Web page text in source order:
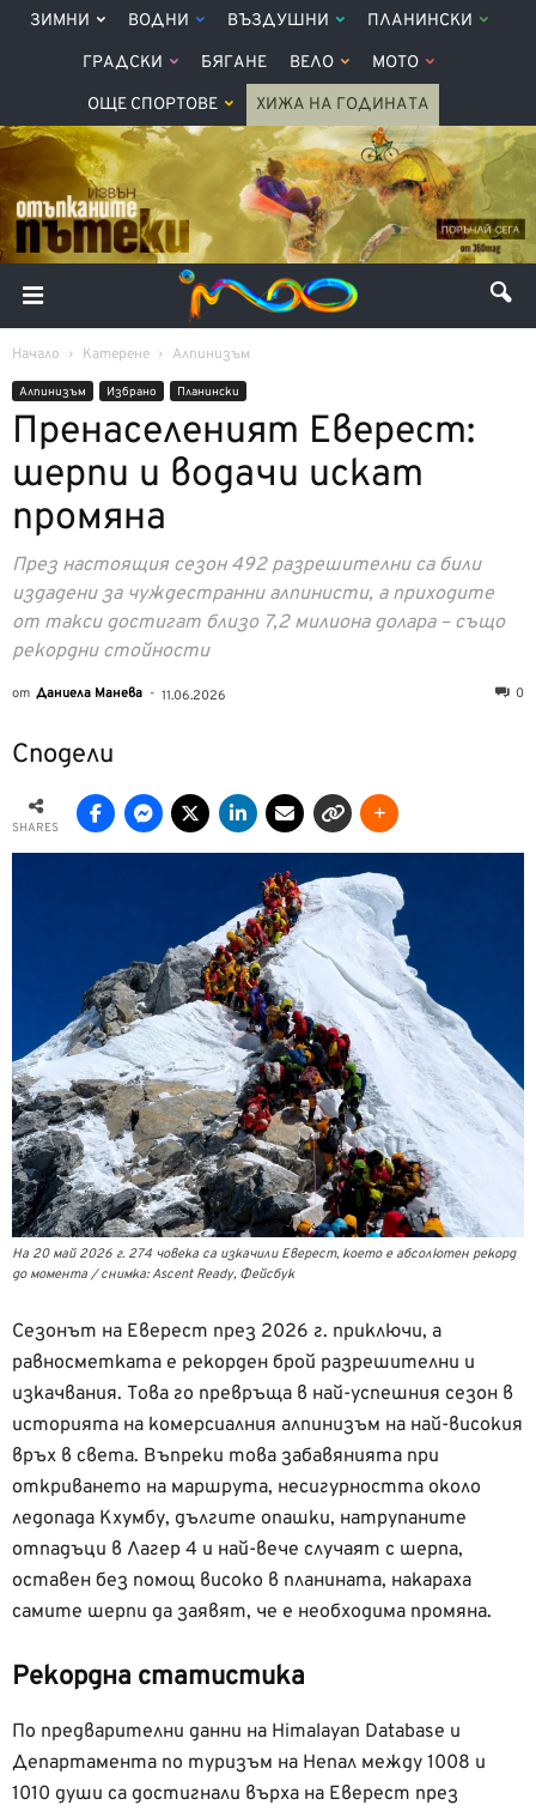
ЗИМНИ ВОДНИ ВЪЗДУШНИ ПЛАНИНСКИ
ГРАДСКИ БЯГАНЕ ВЕЛО МОТО
ОЩЕ СПОРТОВЕ ХИЖА НА ГОДИНАТА
Начало Катерене Алпинизъм
Алпинизъм Избрано Планински
Пренаселеният Еверест:
шерпи и водачи искат
промяна
През настоящия сезон 492 разрешителни са били
издадени за чуждестранни алпинисти, а приходите
от такси достигат близо 7,2 милиона долара – също
рекордни стойности
от Даниела Манева - 11.06.2026 0
Сподели
SHARES
На 20 май 2026 г. 274 човека са изкачили Еверест, което е абсолютен рекорд
до момента / снимка: Ascent Ready, Фейсбук
Сезонът на Еверест през 2026 г. приключи, а
равносметката е рекорден брой разрешителни и
изкачвания. Това го превръща в най-успешния сезон в
историята на комерсиалния алпинизъм на най-високия
връх в света. Въпреки това забавянията при
откриването на маршрута, несигурността около
ледопада Кхумбу, дългите опашки, натрупаните
отпадъци в Лагер 4 и най-вече случаят с шерпа,
оставен без помощ високо в планината, накараха
самите шерпи да заявят, че е необходима промяна.
Рекордна статистика
По предварителни данни на Himalayan Database и
Департамента по туризъм на Непал между 1008 и
1010 души са достигнали върха на Еверест през